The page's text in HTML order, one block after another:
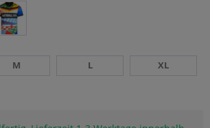
M L XL